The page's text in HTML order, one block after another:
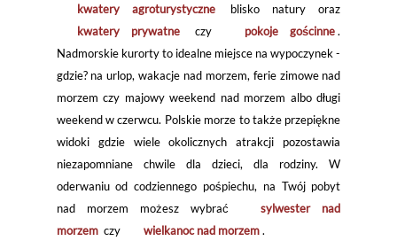
kwatery agroturystyczne
blisko natury oraz
kwatery prywatne
czy pokoje gościnne .
Nadmorskie kurorty to idealne miejsce na wypoczynek -
gdzie? na urlop, wakacje nad morzem, ferie zimowe nad
morzem czy majowy weekend nad morzem albo długi
weekend w czerwcu. Polskie morze to także przepiękne
widoki gdzie wiele okolicznych atrakcji pozostawia
niezapomniane chwile dla dzieci, dla rodziny. W
oderwaniu od codziennego pośpiechu, na Twój pobyt
nad morzem możesz wybrać
sylwester nad
morzem czy wielkanoc nad morzem .